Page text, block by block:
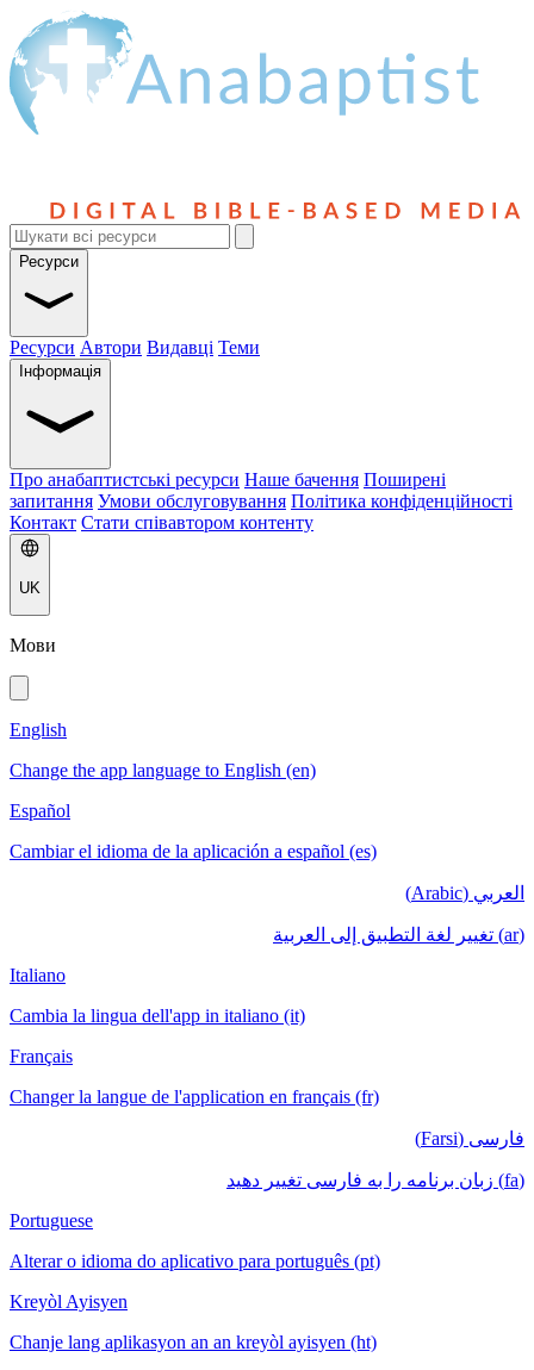
Ресурси
Ресурси Автори Видавці Теми
Інформація
Про анабаптистські ресурси Наше бачення Поширені
запитання Умови обслуговування Політика конфіденційності
Контакт Стати співавтором контенту
UK
Мови
English
Change the app language to English (en)
Español
Cambiar el idioma de la aplicación a español (es)
العربي (Arabic)
(ar) تغيير لغة التطبيق إلى العربية
Italiano
Cambia la lingua dell'app in italiano (it)
Français
Changer la langue de l'application en français (fr)
فارسی (Farsi)
(fa) زبان برنامه را به فارسی تغییر دهید
Portuguese
Alterar o idioma do aplicativo para português (pt)
Kreyòl Ayisyen
Chanje lang aplikasyon an an kreyòl ayisyen (ht)